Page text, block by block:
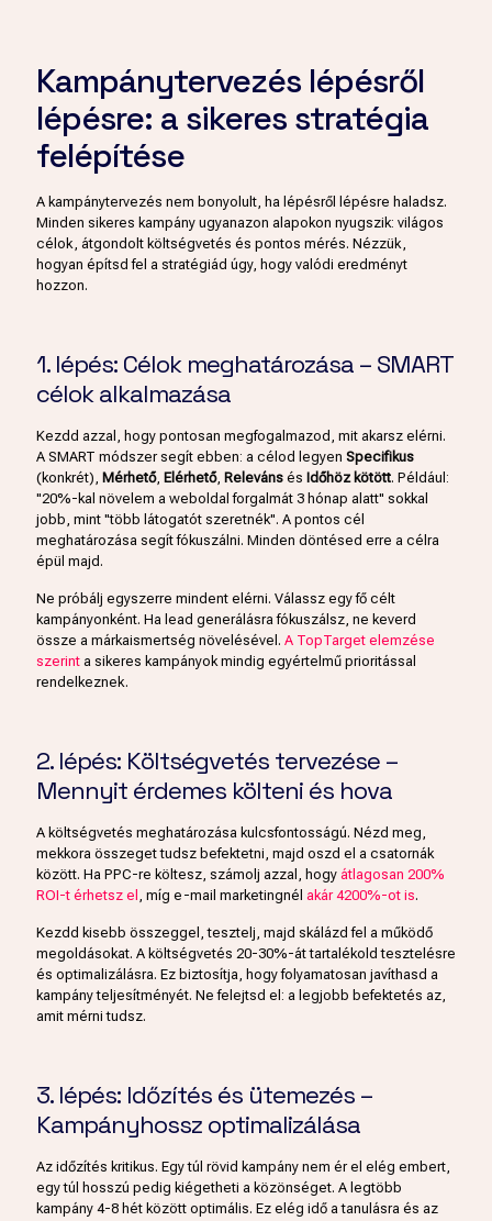
Kampánytervezés lépésről
lépésre: a sikeres stratégia
felépítése
A kampánytervezés nem bonyolult, ha lépésről lépésre haladsz.
Minden sikeres kampány ugyanazon alapokon nyugszik: világos
célok, átgondolt költségvetés és pontos mérés. Nézzük,
hogyan építsd fel a stratégiád úgy, hogy valódi eredményt
hozzon.
1. lépés: Célok meghatározása – SMART
célok alkalmazása
Kezdd azzal, hogy pontosan megfogalmazod, mit akarsz elérni.
A SMART módszer segít ebben: a célod legyen Specifikus
(konkrét), Mérhető, Elérhető, Releváns és Időhöz kötött. Például:
"20%-kal növelem a weboldal forgalmát 3 hónap alatt" sokkal
jobb, mint "több látogatót szeretnék". A pontos cél
meghatározása segít fókuszálni. Minden döntésed erre a célra
épül majd.
Ne próbálj egyszerre mindent elérni. Válassz egy fő célt
kampányonként. Ha lead generálásra fókuszálsz, ne keverd
össze a márkaismertség növelésével. A TopTarget elemzése
szerint a sikeres kampányok mindig egyértelmű prioritással
rendelkeznek.
2. lépés: Költségvetés tervezése –
Mennyit érdemes költeni és hova
A költségvetés meghatározása kulcsfontosságú. Nézd meg,
mekkora összeget tudsz befektetni, majd oszd el a csatornák
között. Ha PPC-re költesz, számolj azzal, hogy átlagosan 200%
ROI-t érhetsz el , míg e-mail marketingnél akár 4200%-ot is.
Kezdd kisebb összeggel, tesztelj, majd skálázd fel a működő
megoldásokat. A költségvetés 20-30%-át tartalékold tesztelésre
és optimalizálásra. Ez biztosítja, hogy folyamatosan javíthasd a
kampány teljesítményét. Ne felejtsd el: a legjobb befektetés az,
amit mérni tudsz.
3. lépés: Időzítés és ütemezés –
Kampányhossz optimalizálása
Az időzítés kritikus. Egy túl rövid kampány nem ér el elég embert,
egy túl hosszú pedig kiégetheti a közönséget. A legtöbb
kampány 4-8 hét között optimális. Ez elég idő a tanulásra és az